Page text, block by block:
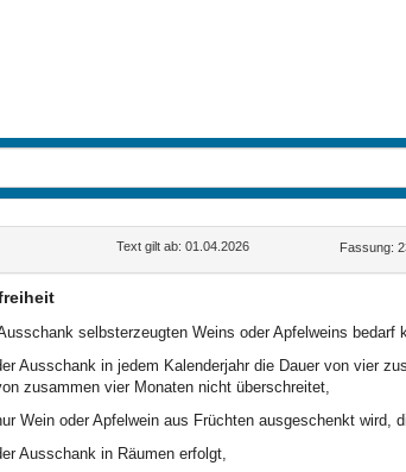
Text gilt ab: 01.04.2026 Fassung:
selbsterzeugten Weins oder Apfelweins
Ausschank in jedem Kalenderjahr die Dauer von vier
zusammen vier Monaten nicht überschreitet,
Wein oder Apfelwein aus Früchten ausgeschenkt wird,
Ausschank in Räumen erfolgt,